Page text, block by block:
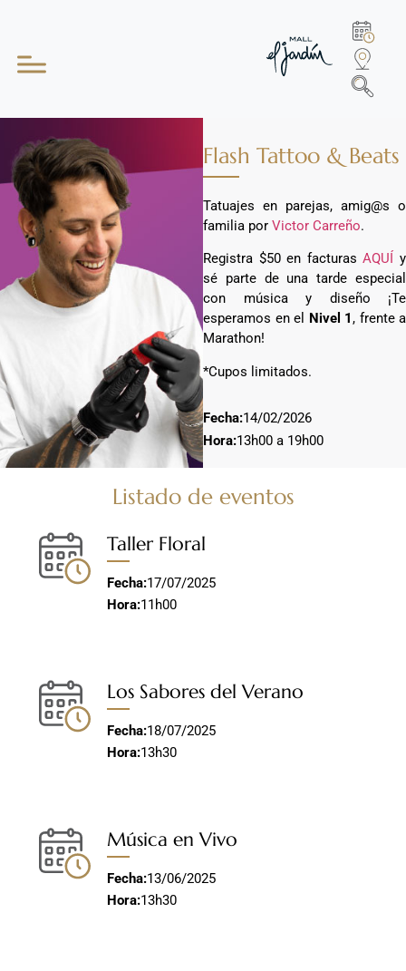
Flash Tattoo & Beats
Tatuajes en parejas, amig@s o
familia por Victor Carreño.
Registra $50 en facturasAQUÍ
y
sé parte de una tarde especial
con música y diseño ¡Te
esperamos en el
Nivel 1 , frente a
Marathon!
*Cupos limitados.
Fecha:14/02/2026
Hora:13h00 a 19h00
Listado de eventos
Taller Floral
Fecha:17/07/2025
Hora:11h00
Los Sabores del Verano
Fecha:18/07/2025
Hora:13h30
Música en Vivo
Fecha:13/06/2025
Hora:13h30